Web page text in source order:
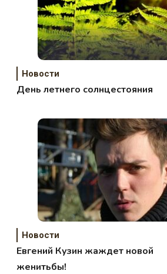
Новости
День летнего солнцестояния
Новости
Евгений Кузин жаждет новой
женитьбы!